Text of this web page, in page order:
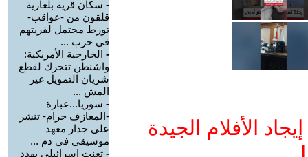
الأفلام الجيدة
- سكان قرية بلغارية
قلقون من -عواقب-
تورط محتمل لقريتهم
في حرب ...
- الخارجية الأمريكية:
واشنطن تتحرك لقطع
شريان التمويل غير
المش ...
- سوريا...عبارة
-المعازف حرام- تنشر
على جدار معهد
موسيقي في دم ...
- تعنت إسرائيلي يهدد